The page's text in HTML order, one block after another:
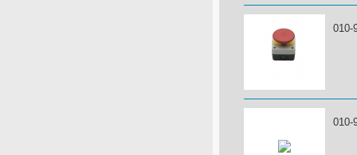
010-
010-